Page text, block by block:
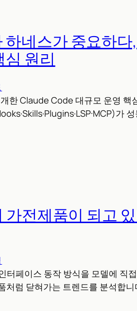
하네스가 중요하
원리
한 Claude Code 대규모 운영 핵
가
가전제품이 되고
터페이스 동작 방식을 모델에 직
처럼 닫혀가는 트렌드를 분석합니